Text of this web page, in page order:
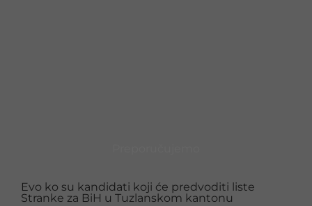
Evo ko su kandidati koji će predvoditi liste
Stranke za BiH u Tuzlanskom kantonu